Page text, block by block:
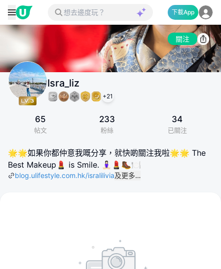
下載App
關注
Isra_liz
+21
65
帖文
233
粉絲
34
已關注
🌟🌟如果你都仲意我嘅分享，就快啲關注我啦🌟🌟 The
Best Makeup💄 is Smile. 🧘🏻‍♀️💄🥾🍽️
blog.ulifestyle.com.hk/isralilivia及更多…